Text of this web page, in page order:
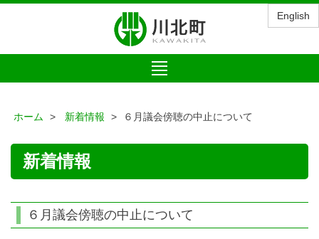
English
Toggle
navigation
ホーム 新着情報 ６月議会傍聴の中止について
新着情報
６月議会傍聴の中止について